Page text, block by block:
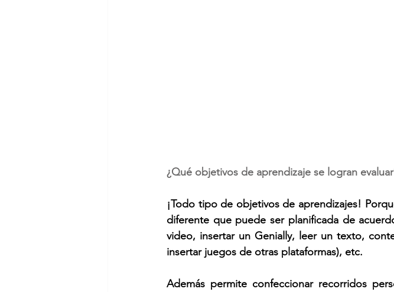
¿Qué objetivos de aprendizaje se logran
¡Todo tipo de objetivos de aprendizajes!
diferente que puede ser planificada de
video, insertar un Genially, leer un texto,
insertar juegos de otras plataformas), etc.
Además permite confeccionar recorridos